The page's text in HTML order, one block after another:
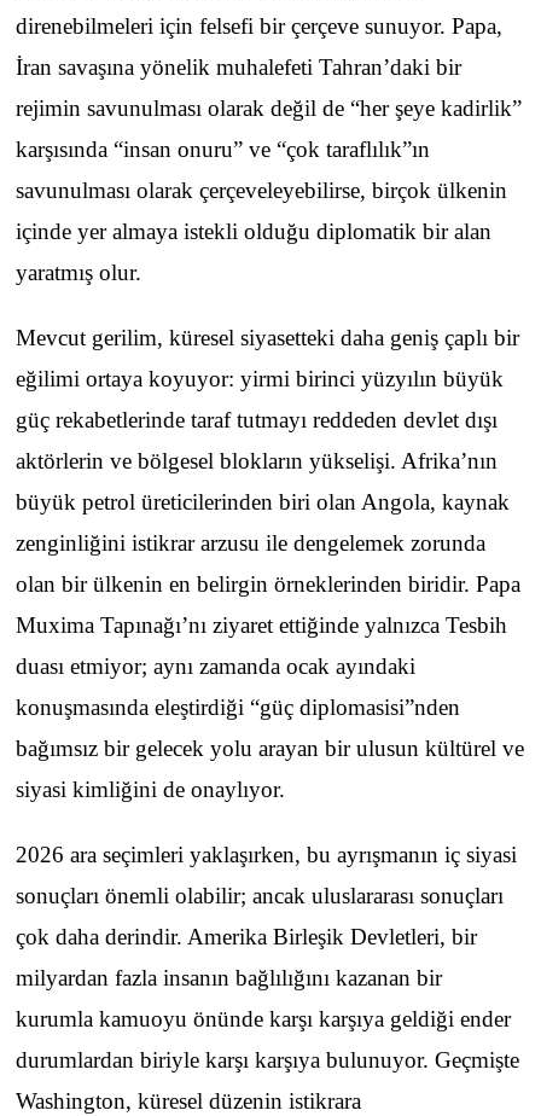
direnebilmeleri için felsefi bir çerçeve sunuyor. Papa,
İran savaşına yönelik muhalefeti Tahran’daki bir
rejimin savunulması olarak değil de “her şeye kadirlik”
karşısında “insan onuru” ve “çok taraflılık”ın
savunulması olarak çerçeveleyebilirse, birçok ülkenin
içinde yer almaya istekli olduğu diplomatik bir alan
yaratmış olur.
Mevcut gerilim, küresel siyasetteki daha geniş çaplı bir
eğilimi ortaya koyuyor: yirmi birinci yüzyılın büyük
güç rekabetlerinde taraf tutmayı reddeden devlet dışı
aktörlerin ve bölgesel blokların yükselişi. Afrika’nın
büyük petrol üreticilerinden biri olan Angola, kaynak
zenginliğini istikrar arzusu ile dengelemek zorunda
olan bir ülkenin en belirgin örneklerinden biridir. Papa
Muxima Tapınağı’nı ziyaret ettiğinde yalnızca Tesbih
duası etmiyor; aynı zamanda ocak ayındaki
konuşmasında eleştirdiği “güç diplomasisi”nden
bağımsız bir gelecek yolu arayan bir ulusun kültürel ve
siyasi kimliğini de onaylıyor.
2026 ara seçimleri yaklaşırken, bu ayrışmanın iç siyasi
sonuçları önemli olabilir; ancak uluslararası sonuçları
çok daha derindir. Amerika Birleşik Devletleri, bir
milyardan fazla insanın bağlılığını kazanan bir
kurumla kamuoyu önünde karşı karşıya geldiği ender
durumlardan biriyle karşı karşıya bulunuyor. Geçmişte
Washington, küresel düzenin istikrara